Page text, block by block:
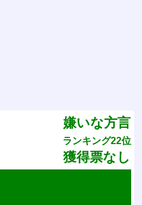
嫌いな方言
ランキング22位
獲得票なし